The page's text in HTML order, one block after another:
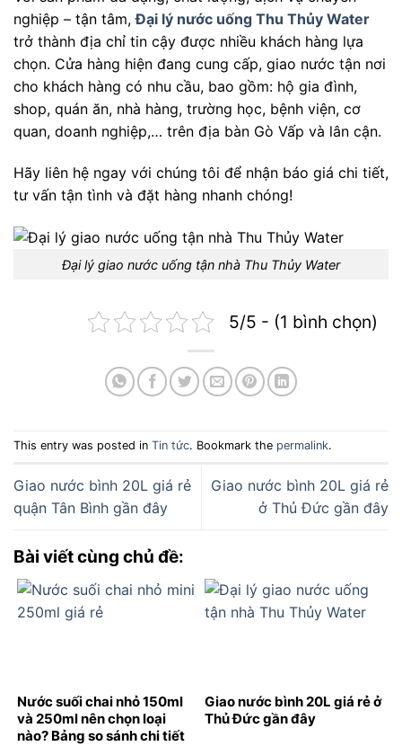
nghiệp – tận tâm,Đại lý nước uống Thu Thủy Water
trở thành địa chỉ tin cậy được nhiều khách hàng lựa
chọn. Cửa hàng hiện đang cung cấp, giao nước tận nơi
cho khách hàng có nhu cầu, bao gồm: hộ gia đình,
shop, quán ăn, nhà hàng, trường học, bệnh viện, cơ
quan, doanh nghiệp,… trên địa bàn Gò Vấp và lân cận.
Hãy liên hệ ngay với chúng tôi để nhận báo giá chi tiết,
tư vấn tận tình và đặt hàng nhanh chóng!
Đại lý giao nước uống tận nhà Thu Thủy Water
5/5 - (1 bình chọn)
This entry was posted in Tin tức. Bookmark the permalink.
Giao nước bình 20L giá rẻ
quận Tân Bình gần đây
Giao nước bình 20L giá rẻ
ở Thủ Đức gần đây
Bài viết cùng chủ đề:
Nước suối chai nhỏ 150ml
và 250ml nên chọn loại
nào? Bảng so sánh chi tiết
Giao nước bình 20L giá rẻ ở
Thủ Đức gần đây